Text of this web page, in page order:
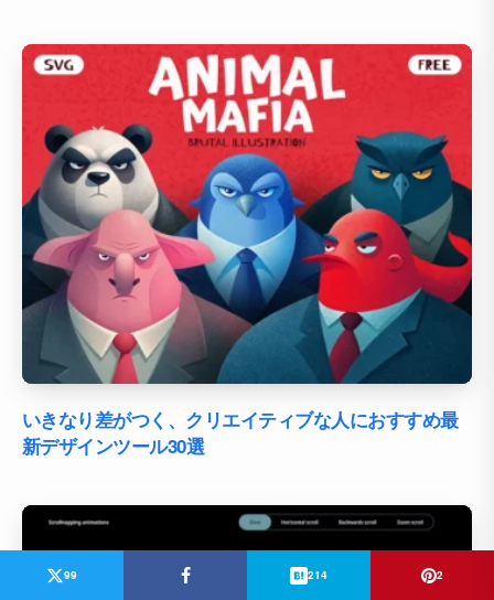
いきなり差がつく、クリエイティブな人におすすめ最
新デザインツール30選
99 214 2